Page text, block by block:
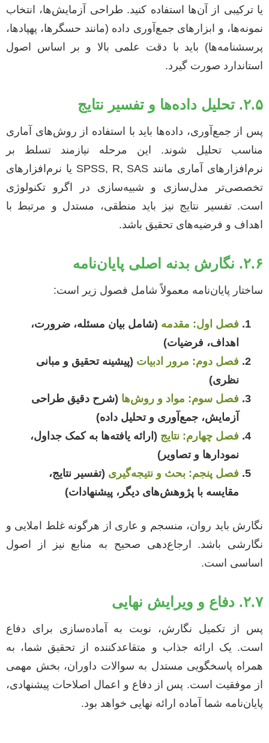
یا ترکیبی از آن‌ها استفاده کنید. طراحی آزمایش‌ها، انتخاب
نمونه‌ها، و ابزارهای جمع‌آوری داده (مانند حسگرها، پهپادها،
پرسشنامه‌ها) باید با دقت علمی بالا و بر اساس اصول
استاندارد صورت گیرد.
۲.۵. تحلیل داده‌ها و تفسیر نتایج
پس از جمع‌آوری، داده‌ها باید با استفاده از روش‌های آماری
مناسب تحلیل شوند. این مرحله نیازمند تسلط بر
نرم‌افزارهای آماری مانند SPSS, R, SAS یا نرم‌افزارهای
تخصصی‌تر مدل‌سازی و شبیه‌سازی در اگرو تکنولوژی
است. تفسیر نتایج نیز باید منطقی، مستدل و مرتبط با
اهداف و فرضیه‌های تحقیق باشد.
۲.۶. نگارش بدنه اصلی پایان‌نامه
ساختار پایان‌نامه معمولاً شامل فصول زیر است:
فصل اول: مقدمه (شامل بیان مسئله، ضرورت،
اهداف، فرضیات)
فصل دوم: مرور ادبیات (پیشینه تحقیق و مبانی
نظری)
فصل سوم: مواد و روش‌ها (شرح دقیق طراحی
آزمایش، جمع‌آوری و تحلیل داده)
فصل چهارم: نتایج (ارائه یافته‌ها به کمک جداول،
نمودارها و تصاویر)
فصل پنجم: بحث و نتیجه‌گیری (تفسیر نتایج،
مقایسه با پژوهش‌های دیگر، پیشنهادات)
نگارش باید روان، منسجم و عاری از هرگونه غلط املایی و
نگارشی باشد. ارجاع‌دهی صحیح به منابع نیز از اصول
اساسی است.
۲.۷. دفاع و ویرایش نهایی
پس از تکمیل نگارش، نوبت به آماده‌سازی برای دفاع
است. یک ارائه جذاب و متقاعدکننده از تحقیق شما، به
همراه پاسخگویی مستدل به سوالات داوران، بخش مهمی
از موفقیت است. پس از دفاع و اعمال اصلاحات پیشنهادی،
پایان‌نامه شما آماده ارائه نهایی خواهد بود.